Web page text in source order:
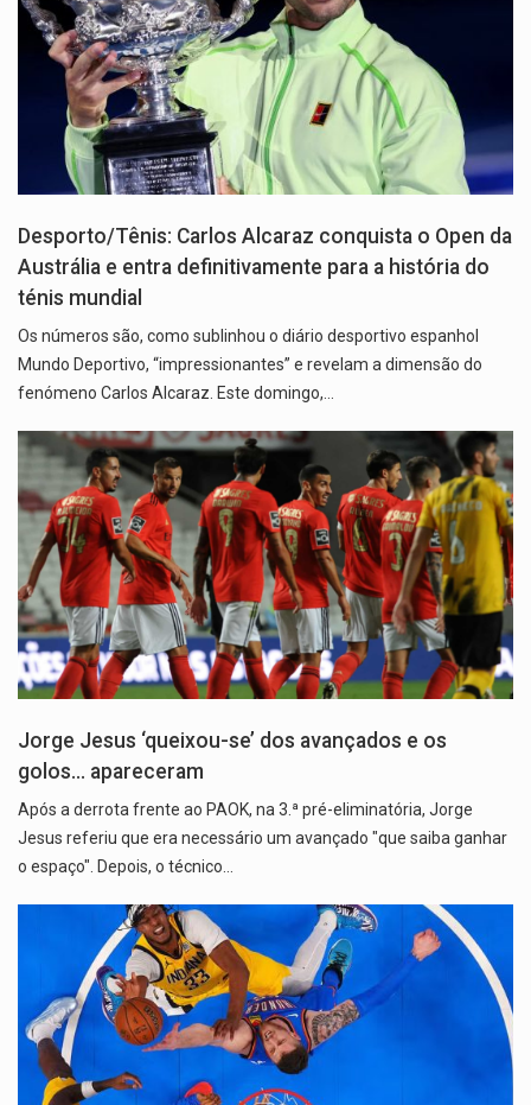
Desporto/Tênis: Carlos Alcaraz conquista o Open da
Austrália e entra definitivamente para a história do
ténis mundial
Os números são, como sublinhou o diário desportivo espanhol
Mundo Deportivo, “impressionantes” e revelam a dimensão do
fenómeno Carlos Alcaraz. Este domingo,…
Jorge Jesus ‘queixou-se’ dos avançados e os
golos… apareceram
Após a derrota frente ao PAOK, na 3.ª pré-eliminatória, Jorge
Jesus referiu que era necessário um avançado "que saiba ganhar
o espaço". Depois, o técnico…